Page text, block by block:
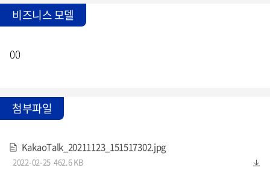
비즈니스 모델
00
첨부파일
KakaoTalk_20211123_151517302.jpg
2022-02-25 462.6 KB